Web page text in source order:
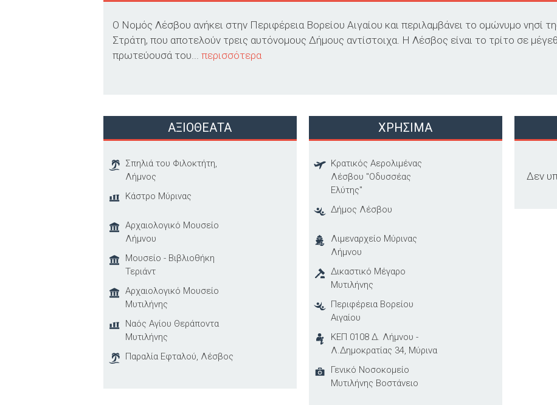
Ο Νομός Λέσβου ανήκει στην Περιφέρεια Βορείου Αιγαίου και περιλαμβάνει το ομώνυμο νησί
Στράτη, που αποτελούν τρεις αυτόνομους Δήμους αντίστοιχα. Η Λέσβος είναι το τρίτο σε
πρωτεύουσά του... περισσότερα
ΑΞΙΟΘΕΑΤΑ
Σπηλιά του Φιλοκτήτη,
Λήμνος
Κάστρο Μύρινας
Αρχαιολογικό Μουσείο
Λήμνου
Μουσείο - Βιβλιοθήκη
Τεριάντ
Αρχαιολογικό Μουσείο
Μυτιλήνης
Ναός Αγίου Θεράποντα
Μυτιλήνης
Παραλία Εφταλού, Λέσβος
ΧΡΗΣΙΜΑ
Κρατικός Αερολιμένας
Λέσβου "Οδυσσέας
Ελύτης"
Δήμος Λέσβου
Λιμεναρχείο Μύρινας
Λήμνου
Δικαστικό Μέγαρο
Μυτιλήνης
Περιφέρεια Βορείου
Αιγαίου
ΚΕΠ 0108 Δ. Λήμνου -
Λ.Δημοκρατίας 34, Μύρινα
Γενικό Νοσοκομείο
Μυτιλήνης Βοστάνειο
Δεν